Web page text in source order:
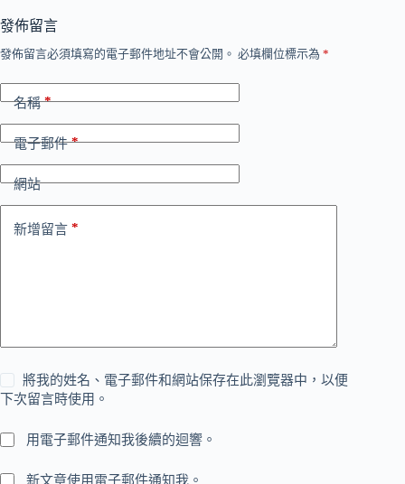
發佈留言
發佈留言必須填寫的電子郵件地址不會公開。 必填欄位標示為 *
名稱*
電子郵件*
網站
新增留言 *
將我的姓名、電子郵件和網站保存在此瀏覽器中，以便
下次留言時使用。
用電子郵件通知我後續的迴響。
新文章使用電子郵件通知我。